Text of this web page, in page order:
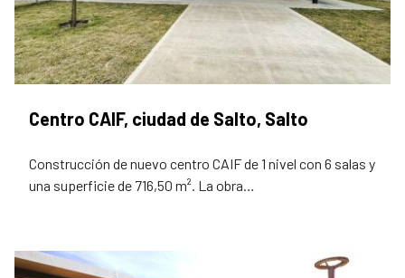
Centro CAIF, ciudad de Salto, Salto
Construcción de nuevo centro CAIF de 1 nivel con 6 salas y
una superficie de 716,50 m². La obra…